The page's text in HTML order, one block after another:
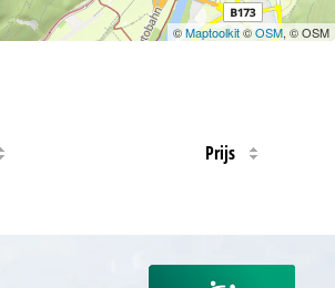
©Maptoolkit©OSM, © OSM
Prijs